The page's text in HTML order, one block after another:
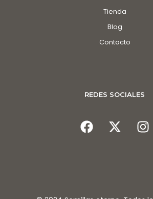
Tienda
Blog
Contacto
REDES SOCIALES